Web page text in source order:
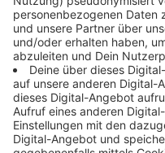
Transparenz etwa über
Diagnosen,
Kasse. Wer möchte,
und auch Daten
Einsehen kann man sie
Kasse zum Beispiel auf
Laptops. Was Ärzte
worauf zugreifen darf,